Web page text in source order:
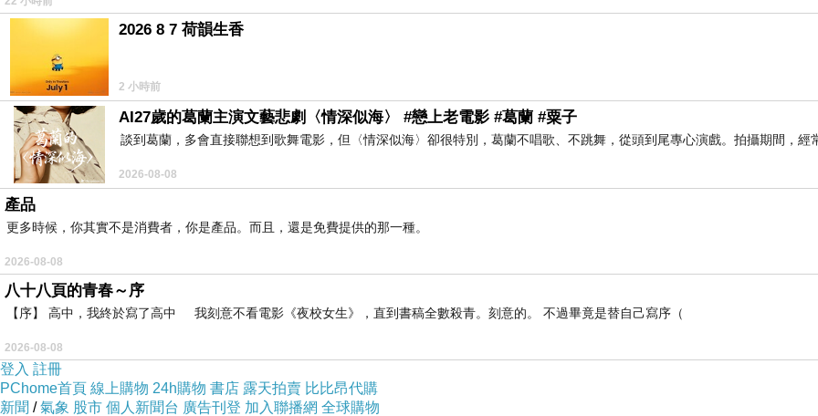
2026 8 7 荷韻生香
2 小時前
AI27歲的葛蘭主演文藝悲劇〈情深似海〉 #戀上老電影 #葛蘭 #粟子
談到葛蘭，多會直接聯想到歌舞電影，但〈情深似海〉卻很特別，葛蘭不唱歌、不跳舞，從頭到尾專心演戲。拍攝期間，經
2026-08-08
產品
更多時候，你其實不是消費者，你是產品。而且，還是免費提供的那一種。
2026-08-08
八十八頁的青春～序
【序】 高中，我終於寫了高中 我刻意不看電影《夜校女生》，直到書稿全數殺青。刻意的。 不過畢竟是替自己寫序（
2026-08-08
登入 註冊
PChome首頁 線上購物 24h購物 書店 露天拍賣 比比昂代購
新聞 /氣象 股市 個人新聞台 廣告刊登 加入聯播網 全球購物